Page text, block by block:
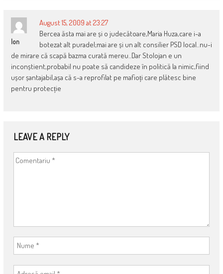
Ion
August 15, 2009 at 23:27
Bercea ăsta mai are și o judecătoare,Maria Huza,care i-a
botezat alt puradel;mai are și un alt consilier PSD local..nu-i
de mirare că scapă bazma curată mereu..Dar Stolojan e un
inconștient,probabil nu poate să candideze în politică la nimic,fiind
ușor șantajabil,așa că s-a reprofilat pe mafioți care plătesc bine
pentru protecție
LEAVE A REPLY